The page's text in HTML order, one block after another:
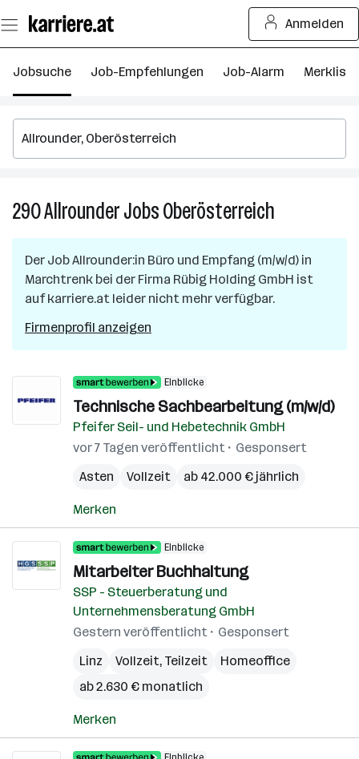
Seiteninhalt
springen
Anmelden
Jobsuche Job-Empfehlungen Job-Alarm Merkliste
290AllrounderJobsOberösterreich
in
Der JobAllrounder:in Büro und Empfang (m/w/d) in
Marchtrenk bei der Firma Rübig Holding GmbH ist
auf karriere.at leider nicht mehr verfügbar.
Firmenprofil anzeigen
Einblicke
Technische Sachbearbeitung (m/w/d)
Pfeifer Seil- und Hebetechnik GmbH
vor 7 Tagen veröffentlicht
Gesponsert
Asten
Vollzeit ab 42.000 € jährlich
Merken
Einblicke
Mitarbeiter Buchhaltung
SSP - Steuerberatung und
Unternehmensberatung GmbH
Gestern veröffentlicht
Gesponsert
Linz
Vollzeit, Teilzeit
Homeoffice
ab 2.630 € monatlich
Merken